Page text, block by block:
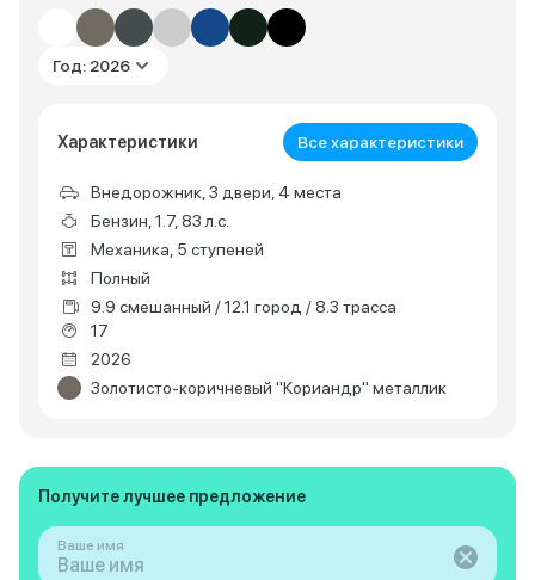
Год: 2026
Характеристики Все характеристики
Внедорожник, 3 двери, 4 места
Бензин, 1.7, 83 л.с.
Механика, 5 ступеней
Полный
9.9 смешанный / 12.1 город / 8.3 трасса
17
2026
Золотисто-коричневый "Кориандр" металлик
Получите лучшее предложение
Ваше имя